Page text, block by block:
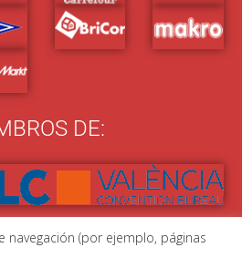
DE:
(por ejemplo, páginas